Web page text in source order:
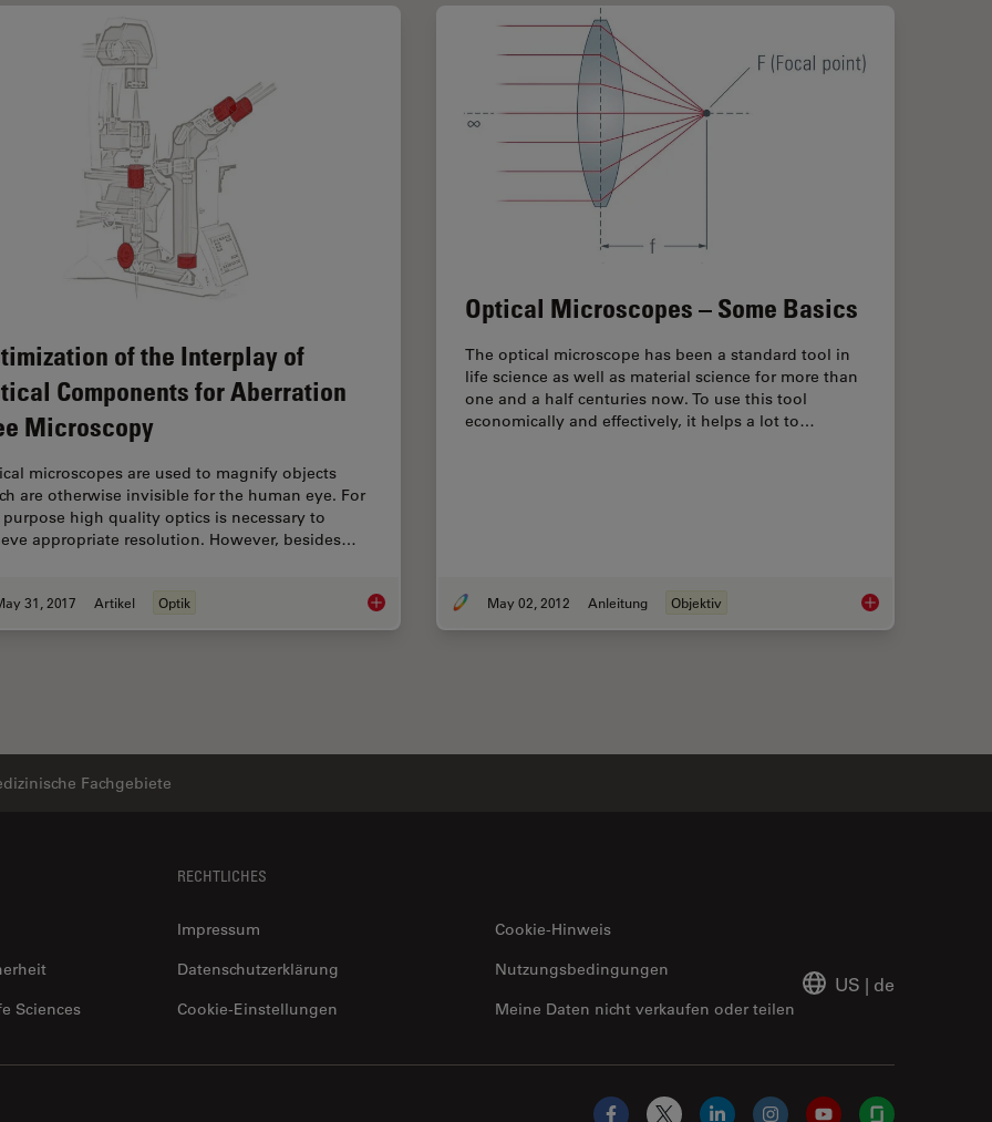
of the Interplay of
Components for Aberration
Microscopy
microscopes are used to magnify objects
are otherwise invisible for the human eye. For
high quality optics is necessary to
appropriate resolution. However, besides…
31, 2017 Artikel Optik Optimization of the Interplay of Optical Components for Aberration Free Microscopy
Optical Microscopes – Some Basics
The optical microscope has been a standard tool in
life science as well as material science for more than
one and a half centuries now. To use this tool
economically and effectively, it helps a lot to…
May 02, 2012 Anleitung Objektiv Optical Microscopes
Fachgebiete
Sciences
RECHTLICHES
Impressum
Cookie-Hinweis
Datenschutzerklärung
Meine Daten nicht verkaufen oder teilen
Nutzungsbedingungen
Cookie-Einstellungen
US | de